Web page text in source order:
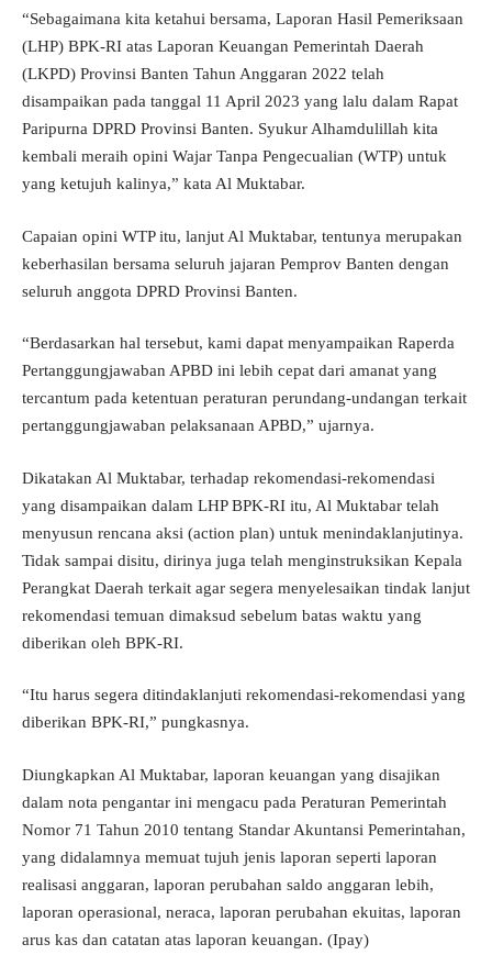
“Sebagaimana kita ketahui bersama, Laporan Hasil Pemeriksaan
(LHP) BPK-RI atas Laporan Keuangan Pemerintah Daerah
(LKPD) Provinsi Banten Tahun Anggaran 2022 telah
disampaikan pada tanggal 11 April 2023 yang lalu dalam Rapat
Paripurna DPRD Provinsi Banten. Syukur Alhamdulillah kita
kembali meraih opini Wajar Tanpa Pengecualian (WTP) untuk
yang ketujuh kalinya,” kata Al Muktabar.
Capaian opini WTP itu, lanjut Al Muktabar, tentunya merupakan
keberhasilan bersama seluruh jajaran Pemprov Banten dengan
seluruh anggota DPRD Provinsi Banten.
“Berdasarkan hal tersebut, kami dapat menyampaikan Raperda
Pertanggungjawaban APBD ini lebih cepat dari amanat yang
tercantum pada ketentuan peraturan perundang-undangan terkait
pertanggungjawaban pelaksanaan APBD,” ujarnya.
Dikatakan Al Muktabar, terhadap rekomendasi-rekomendasi
yang disampaikan dalam LHP BPK-RI itu, Al Muktabar telah
menyusun rencana aksi (action plan) untuk menindaklanjutinya.
Tidak sampai disitu, dirinya juga telah menginstruksikan Kepala
Perangkat Daerah terkait agar segera menyelesaikan tindak lanjut
rekomendasi temuan dimaksud sebelum batas waktu yang
diberikan oleh BPK-RI.
“Itu harus segera ditindaklanjuti rekomendasi-rekomendasi yang
diberikan BPK-RI,” pungkasnya.
Diungkapkan Al Muktabar, laporan keuangan yang disajikan
dalam nota pengantar ini mengacu pada Peraturan Pemerintah
Nomor 71 Tahun 2010 tentang Standar Akuntansi Pemerintahan,
yang didalamnya memuat tujuh jenis laporan seperti laporan
realisasi anggaran, laporan perubahan saldo anggaran lebih,
laporan operasional, neraca, laporan perubahan ekuitas, laporan
arus kas dan catatan atas laporan keuangan. (Ipay)